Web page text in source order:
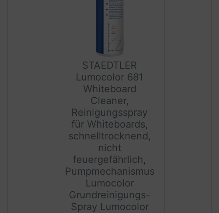
STAEDTLER
Lumocolor 681
Whiteboard
Cleaner,
Reinigungsspray
für Whiteboards,
schnelltrocknend,
nicht
feuergefährlich,
Pumpmechanismus
Lumocolor
Grundreinigungs-
Spray Lumocolor